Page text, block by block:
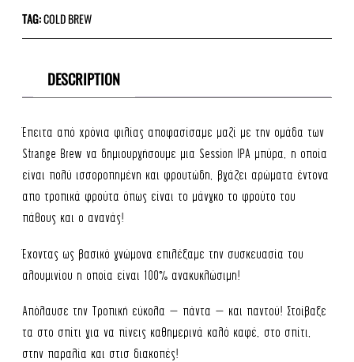
TAG:COLD BREW
DESCRIPTION
Έπειτα από χρόνια φιλίας αποφασίσαμε μαζί με την ομάδα των
Strange Brew να δημιουργήσουμε μια Session IPA μπύρα, η οποία
είναι πολύ ισσοροπημένη και φρουτώδη, βγάζει αρώματα έντονα
απο τροπικά φρούτα όπως είναι το μάνγκο το φρούτο του
πάθους και ο ανανάς!
Έχοντας ως βασικό γνώμονα επιλέξαμε την συσκευασία του
αλουμινίου η οποία είναι 100% ανακυκλώσιμη!
Απόλαυσε την Τροπική εύκολα – πάντα – και παντού! Στοίβαξε
τα στο σπίτι για να πίνεις καθημερινά καλό καφέ, στο σπίτι,
στην παραλία και στισ διακοπές!